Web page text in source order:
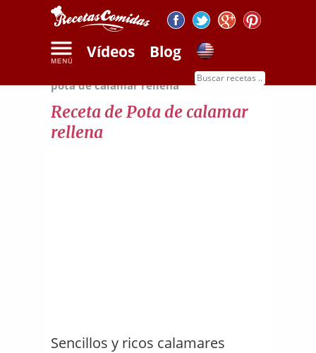
Vídeos Blog
Receta de
pota de calamar rellena
Receta de Pota de calamar
rellena
Sencillos y ricos calamares